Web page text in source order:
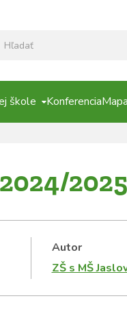
škole Konferencia
Autor
ZŠ s MŠ